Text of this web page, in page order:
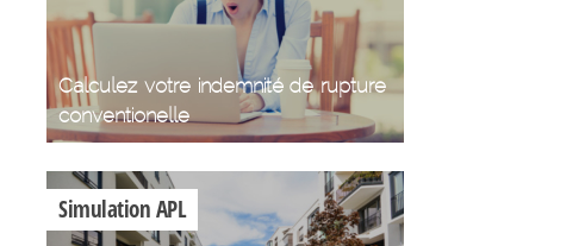
Calculez votre indemnité de rupture
conventionelle
Simulation APL